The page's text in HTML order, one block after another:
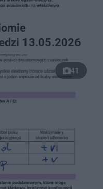
13.05.2026
41